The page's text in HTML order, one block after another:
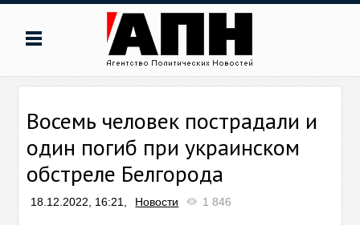
Восемь человек пострадали и
один погиб при украинском
обстреле Белгорода
18.12.2022, 16:21, Новости 1 846